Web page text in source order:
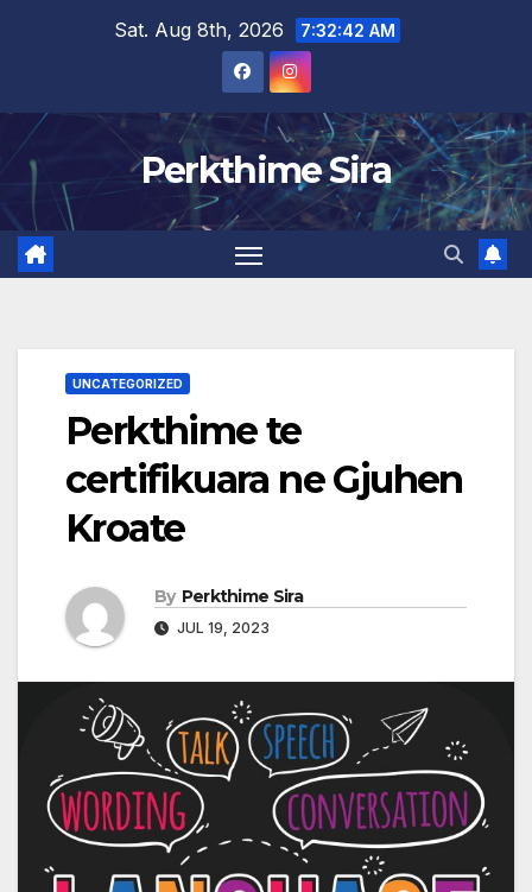
Sat. Aug 8th, 2026 7:32:43 AM
Perkthime Sira
UNCATEGORIZED
Perkthime te
certifikuara ne Gjuhen
Kroate
By Perkthime Sira
JUL 19, 2023